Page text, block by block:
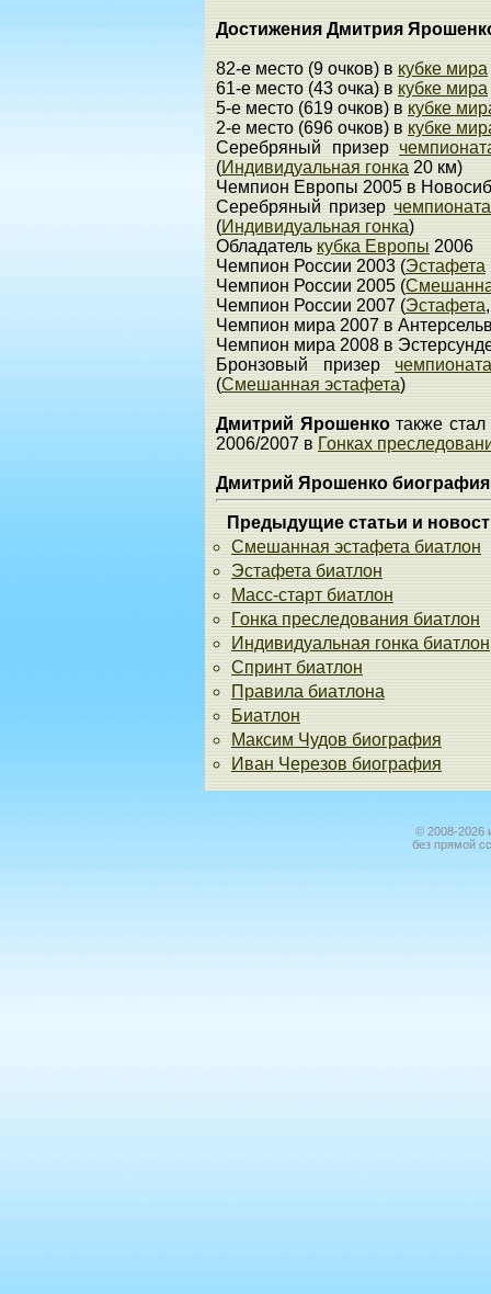
Достижения Дмитрия
82-е место (9 очков) в кубке мира
61-е место (43 очка) в кубке мира
5-е место (619 очков) в кубке
2-е место (696 очков) в кубке
Серебряный призер
(Индивидуальная гонка 20 км)
Чемпион Европы 2005 в
Серебряный призер
(Индивидуальная гонка)
Обладатель кубка Европы 2006
Чемпион России 2003 (Эстафета
Чемпион России 2005 (
Чемпион России 2007 (Эстафета
Чемпион мира 2007 в
Чемпион мира 2008 в
Бронзовый призер
(Смешанная эстафета)
Дмитрий Ярошенкотакже
2006/2007 в Гонках
Дмитрий Ярошенко биография
Предыдущие статьи и
Смешанная эстафета биатлон
Эстафета биатлон
Масс-старт биатлон
Гонка преследования биатлон
Индивидуальная гонка биатлон
Спринт биатлон
Правила биатлона
Биатлон
Максим Чудов биография
Иван Черезов биография
© 2008-2026
без прямой